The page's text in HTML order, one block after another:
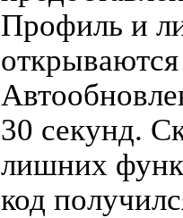
Профиль и
30 секунд.
лишних
код